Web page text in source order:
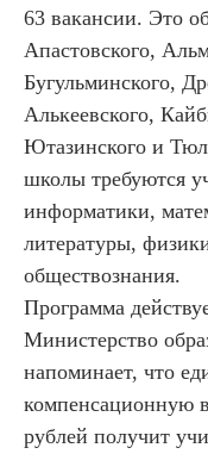
63 вакансии. Это
Апастовского,
Бугульминского,
Алькеевского,
Ютазинского и
школы требуются
информатики,
литературы,
обществознания.
Программа
Министерство
напоминает, что е
компенсационную
рублей получит